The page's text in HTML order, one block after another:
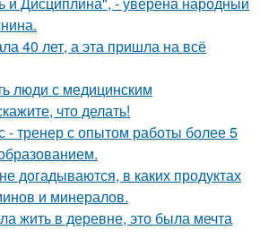
40 лет, а эта пришла на всё
люди с медицинским
что делать!
тренер с опытом работы более 5
догадываются, в каких продуктах
и минералов.
жить в деревне, это была мечта